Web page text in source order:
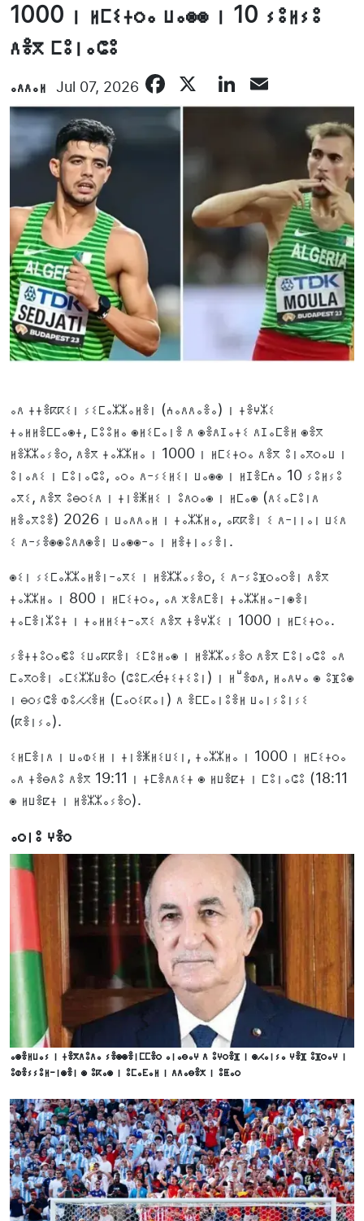
1000 ⵏ ⵍⵎⵉⵜⵔⴰ ⵡⴰⵙⵙ ⵏ 10 ⵢⵓⵍⵢⵓ
ⴷⴻⴳ ⵎⵓⵏⴰⵛⵓ
ⴰⴷⴷⴰⵍ Jul 07, 2026 FacebookLinkedIn
ⴰⴷ ⵜⵜⴻⴽⴽⵉⵏ ⵢⵉⵎⴰⵣⵣⴰⵍⴻⵏ (ⵄⴰⴷⴷⴰⴻⴰ) ⵏ ⵜⴻⵖⵣⵉ
ⵜⴰⵍⵍⴻⵎⵎⴰⵙⵜ, ⵎⵓⵓⵍⴰ ⵙⵍⵉⵎⴰⵏⴻ ⴷ ⵙⴻⴷⵊⴰⵜⵉ ⴷⵊⴰⵎⴻⵍ ⵙⴻⴳ
ⵍⴻⵣⵣⴰⵢⴻⵔ, ⴷⴻⴳ ⵜⴰⵣⵣⵍⴰ ⵏ 1000 ⵏ ⵍⵎⵉⵜⵔⴰ ⴷⴻⴳ ⵓⵏⴰⴳⵔⴰⵡ ⵏ
ⵓⵏⴰⴷⵉ ⵏ ⵎⵓⵏⴰⵛⵓ, ⴰⵔⴰ ⴷ-ⵢⵉⵍⵉⵏ ⵡⴰⵙⵙ ⵏ ⵍⵊⴻⵎⵄⴰ 10 ⵢⵓⵍⵢⵓ
ⴰⴳⵉ, ⴷⴻⴳ ⵓⴱⵔⵉⴷ ⵏ ⵜⵏⴻⵥⵍⵉ ⵏ ⵓⴷⵔⴰⵙ ⵏ ⵍⵎⴰⵙ (ⴷⵉⴰⵎⵓⵏⴷ
ⵍⴻⴰⴳⵓⴻ) 2026 ⵏ ⵡⴰⴷⴷⴰⵍ ⵏ ⵜⴰⵣⵣⵍⴰ, ⴰⴽⴽⴻⵏ ⵉ ⴷ-ⵏⵏⴰⵏ ⵡⵉⴷ
ⵉ ⴷ-ⵢⴻⵙⵙⵓⴷⴷⵙⴻⵏ ⵡⴰⵙⵙ-ⴰ ⵏ ⵍⴻⵜⵏⴰⵢⴻⵏ.
ⵙⵉⵏ ⵢⵉⵎⴰⵣⵣⴰⵍⴻⵏ-ⴰⴳⵉ ⵏ ⵍⴻⵣⵣⴰⵢⴻⵔ, ⵉ ⴷ-ⵢⵓⴼⵔⴰⵔⴻⵏ ⴷⴻⴳ
ⵜⴰⵣⵣⵍⴰ ⵏ 800 ⵏ ⵍⵎⵉⵜⵔⴰ, ⴰⴷ ⵅⴻⴷⵎⴻⵏ ⵜⴰⵣⵣⵍⴰ-ⵏⵙⴻⵏ
ⵜⴰⵎⴻⵏⵣⵓⵜ ⵏ ⵜⴰⵍⵍⵉⵜ-ⴰⴳⵉ ⴷⴻⴳ ⵜⴻⵖⵣⵉ ⵏ 1000 ⵏ ⵍⵎⵉⵜⵔⴰ.
ⵢⴻⵜⵜⵓⵔⴰⵞⵓ ⵉⵡⴰⴽⴽⴻⵏ ⵉⵎⵓⵍⴰⵙ ⵏ ⵍⴻⵣⵣⴰⵢⴻⵔ ⴷⴻⴳ ⵎⵓⵏⴰⵛⵓ ⴰⴷ
ⵎⴰⴳⵔⴻⵏ ⴰⵎⵉⵣⵣⵡⴻⵔ (ⵛⵓⵎⵃéⵜⵉⵜⵉⵓⵏ) ⵏ ⵍⵯⴻⵀⴷ, ⵍⴰⴷⵖⴰ ⵙ ⵓⴼⵓⵙ
ⵏ ⴱⵔⵢⵛⴻ ⵀⵓⵃⵃⴻⵍ (ⵎⴰⵔⵉⴽⴰⵏ) ⴷ ⴻⵎⵎⴰⵏⵓⴻⵍ ⵡⴰⵏⵢⵓⵏⵢⵉ
(ⴽⴻⵏⵢⴰ).
ⵉⵍⵎⴻⵏⴷ ⵏ ⵡⴰⵀⵉⵍ ⵏ ⵜⵏⴻⵥⵍⵉⵡⵉⵏ, ⵜⴰⵣⵣⵍⴰ ⵏ 1000 ⵏ ⵍⵎⵉⵜⵔⴰ
ⴰⴷ ⵜⴻⴱⴷⵓ ⴷⴻⴳ 19:11 ⵏ ⵜⵎⴻⴷⴷⵉⵜ ⵙ ⵍⵡⴻⵇⵜ ⵏ ⵎⵓⵏⴰⵛⵓ (18:11
ⵙ ⵍⵡⴻⵇⵜ ⵏ ⵍⴻⵣⵣⴰⵢⴻⵔ).
ⴰⵔⵏⵓ ⵖⴻⵔ
ⴰⵙⴻⵍⵡⴰⵢ ⵏ ⵜⴻⴳⴷⵓⴷⴰ ⵢⴻⵙⵙⴻⵏⵎⵎⴻⵔ ⴰⵏⴰⴱⴰⵖ ⴷ ⵓⵖⵔⴻⴼ ⵏ ⵙⵃⴰⵏⵢⴰ ⵖⴻⴼ ⵓⴼⵔⴰⵖ ⵏ
ⵓⵀⴻⵢⵢⵓⵍ-ⵏⵙⴻⵏ ⵙ ⵓⴽⴰⵙ ⵏ ⵓⵎⴰⴹⴰⵍ ⵏ ⴷⴷⴰⴱⴻⵅ ⵏ ⵓⵟⴰⵔ